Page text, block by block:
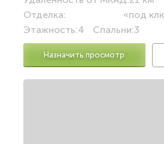
Отделка:
«под
Этажность:4 Спальни:3
Назначить просмотр